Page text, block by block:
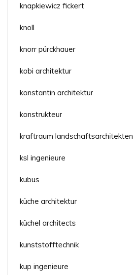
knapkiewicz fickert
knoll
knorr pürckhauer
kobi architektur
konstantin architektur
konstrukteur
kraftraum landschaftsarchitekten
ksl ingenieure
kubus
küche architektur
küchel architects
kunststofftechnik
kup ingenieure